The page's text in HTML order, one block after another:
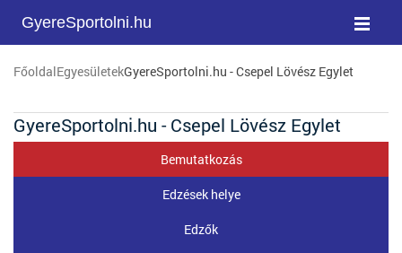
GyereSportolni.hu
FőoldalEgyesületekGyereSportolni.hu - Csepel Lövész Egylet
GyereSportolni.hu - Csepel Lövész Egylet
Bemutatkozás
Edzések helye
Edzők